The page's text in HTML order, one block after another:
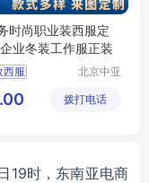
时尚职业装西服定
业冬装工作服正装
西服
业套装
北京中亚
限公司
拨打电话
19时，东南亚电商